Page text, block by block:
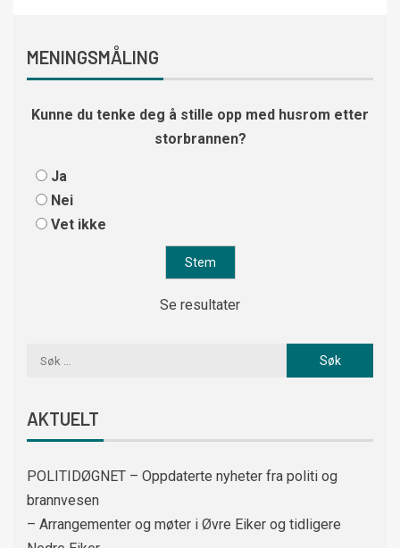
MENINGSMÅLING
Kunne du tenke deg å stille opp med husrom etter
storbrannen?
Ja
Nei
Vet ikke
Se resultater
AKTUELT
POLITIDØGNET – Oppdaterte nyheter fra politi og
brannvesen
– Arrangementer og møter i Øvre Eiker og tidligere